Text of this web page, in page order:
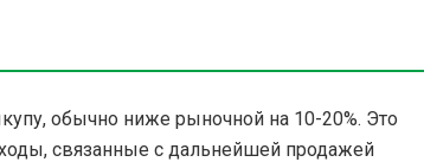
обычно ниже рыночной на 10-20%. Это
связанные с дальнейшей продажей